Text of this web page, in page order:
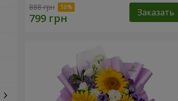
888 грн Заказать